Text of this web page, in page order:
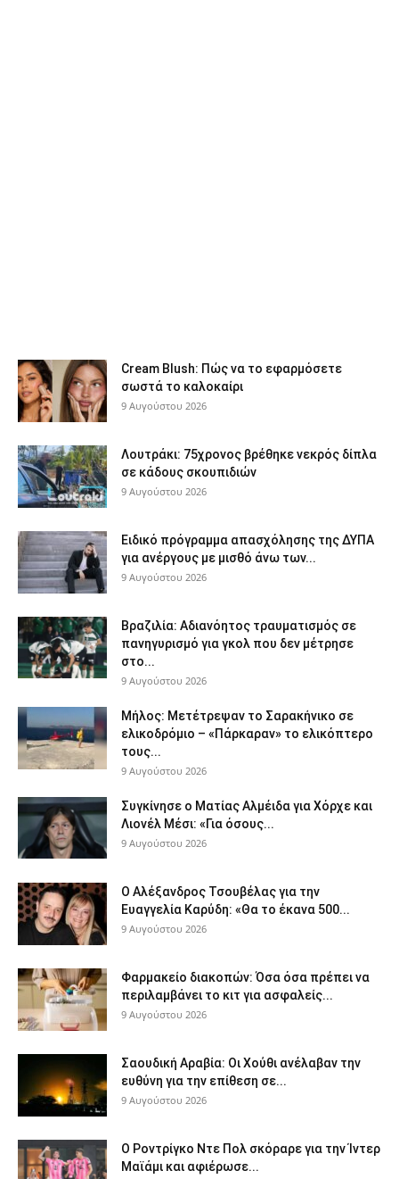
Cream Blush: Πώς να το εφαρμόσετε
σωστά το καλοκαίρι
9 Αυγούστου 2026
Λουτράκι: 75χρονος βρέθηκε νεκρός δίπλα
σε κάδους σκουπιδιών
9 Αυγούστου 2026
Ειδικό πρόγραμμα απασχόλησης της ΔΥΠΑ
για ανέργους με μισθό άνω των...
9 Αυγούστου 2026
Βραζιλία: Αδιανόητος τραυματισμός σε
πανηγυρισμό για γκολ που δεν μέτρησε
στο...
9 Αυγούστου 2026
Μήλος: Μετέτρεψαν το Σαρακήνικο σε
ελικοδρόμιο – «Πάρκαραν» το ελικόπτερο
τους...
9 Αυγούστου 2026
Συγκίνησε ο Ματίας Αλμέιδα για Χόρχε και
Λιονέλ Μέσι: «Για όσους...
9 Αυγούστου 2026
Ο Αλέξανδρος Τσουβέλας για την
Ευαγγελία Καρύδη: «Θα το έκανα 500...
9 Αυγούστου 2026
Φαρμακείο διακοπών: Όσα όσα πρέπει να
περιλαμβάνει το κιτ για ασφαλείς...
9 Αυγούστου 2026
Σαουδική Αραβία: Οι Χούθι ανέλαβαν την
ευθύνη για την επίθεση σε...
9 Αυγούστου 2026
Ο Ροντρίγκο Ντε Πολ σκόραρε για την Ίντερ
Μαϊάμι και αφιέρωσε...